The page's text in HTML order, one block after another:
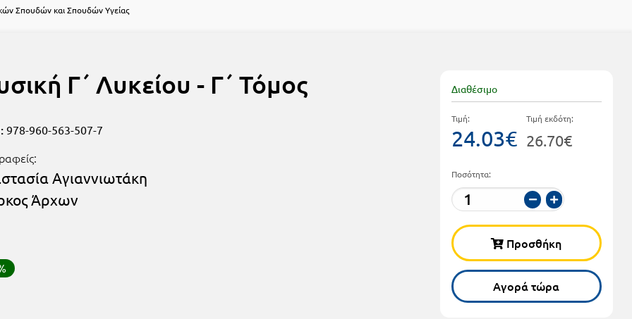
Σπουδών και Σπουδών Υγείας
Γ΄ Λυκείου - Γ΄ Τόμος
978-960-563-507-7
Αγιαννιωτάκη
Άρχων
Διαθέσιμο
Τιμή:
24.03€
Τιμή εκδότη:
26.70€
Ποσότητα:
Προσθήκη
Αγορά τώρα